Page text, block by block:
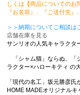
しくは【商品についてのお
『お名前』、『ご送付先』
＞＞納期についてご相談は
店舗在庫を見る
サンリオの人気キャラクタ
「シャム猫」ならぬ、「
ラクター×ハローキティ の
「現代の名工」坂元勝彦
HOME MADEオリジナル